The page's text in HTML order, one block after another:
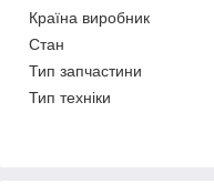
Країна виробник
Стан
Тип запчастини
Тип техніки